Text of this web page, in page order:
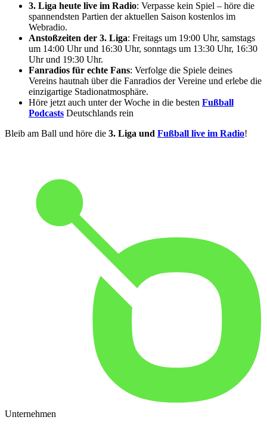
3. Liga heute live im Radio: Verpasse kein Spiel – höre die
spannendsten Partien der aktuellen Saison kostenlos im
Webradio.
Anstoßzeiten der 3. Liga: Freitags um 19:00 Uhr, samstags
um 14:00 Uhr und 16:30 Uhr, sonntags um 13:30 Uhr, 16:30
Uhr und 19:30 Uhr.
Fanradios für echte Fans: Verfolge die Spiele deines
Vereins hautnah über die Fanradios der Vereine und erlebe die
einzigartige Stadionatmosphäre.
Höre jetzt auch unter der Woche in die besten Fußball
Podcasts Deutschlands rein
Bleib am Ball und höre die 3. Liga und Fußball live im Radio!
Unternehmen